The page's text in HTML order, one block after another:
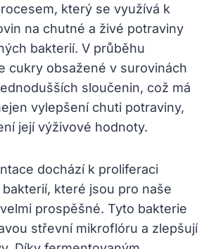
který se využívá k
na chutné a živé potraviny
bakterií. V průběhu
cukry obsažené v surovinách
sloučenin, což má
vylepšení chuti potraviny,
její výživové hodnoty.
dochází k proliferaci
které jsou pro naše
prospěšné. Tyto bakterie
střevní mikroflóru a zlepšují